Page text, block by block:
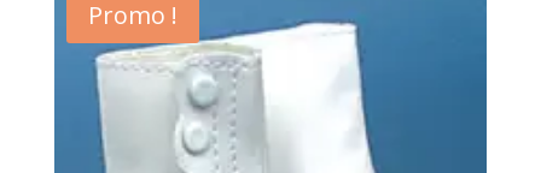
Promo !